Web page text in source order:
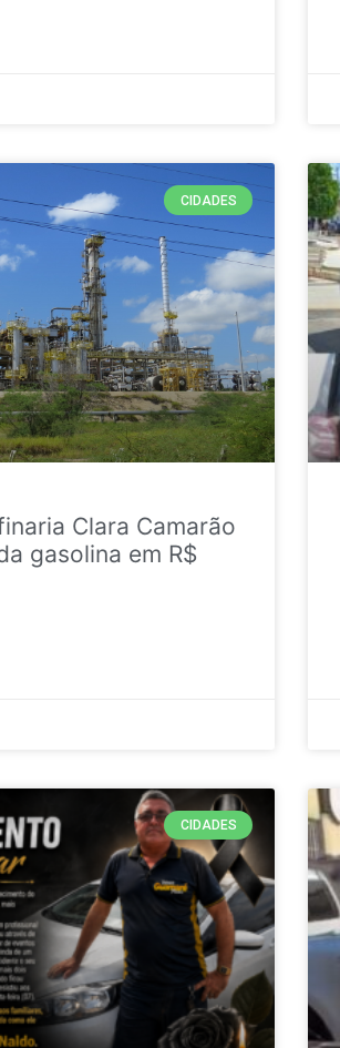
CIDADES
Clara Camarão
gasolina em R$
CIDADES